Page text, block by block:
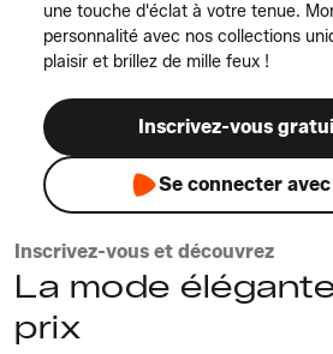
une touche d'éclat à votre tenue.
personnalité avec nos collections
plaisir et brillez de mille feux !
Inscrivez-vous
Se connecter
Inscrivez-vous et découvrez
La mode
prix